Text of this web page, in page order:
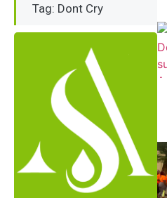
Tag: Dont Cry